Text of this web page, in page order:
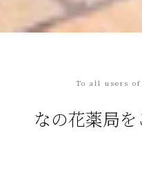
To all users of
なの花薬局